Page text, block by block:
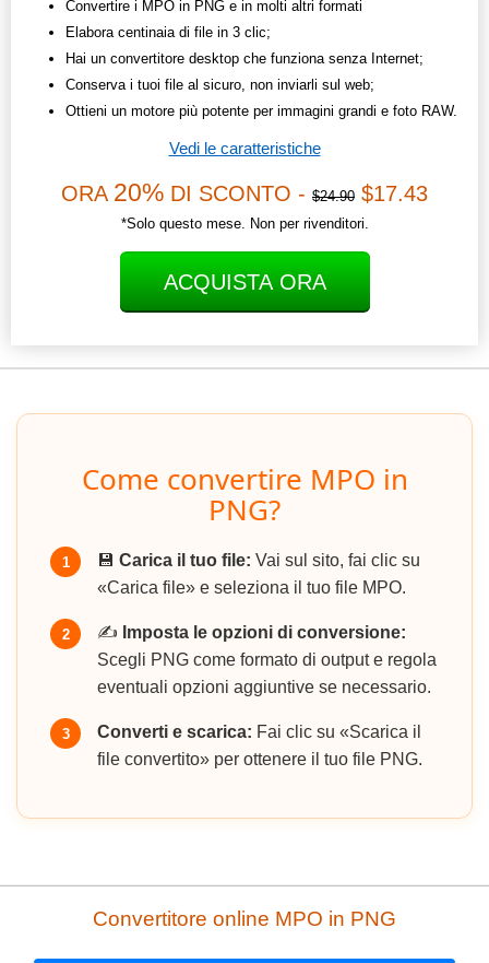
Convertire i MPO in PNG e in molti altri formati
Elabora centinaia di file in 3 clic;
Hai un convertitore desktop che funziona senza Internet;
Conserva i tuoi file al sicuro, non inviarli sul web;
Ottieni un motore più potente per immagini grandi e foto RAW.
Vedi le caratteristiche
ORA 20% DI SCONTO - $24.90 $17.43
*Solo questo mese. Non per rivenditori.
ACQUISTA ORA
Come convertire MPO in
PNG?
1 💾 Carica il tuo file: Vai sul sito, fai clic su
«Carica file» e seleziona il tuo file MPO.
2 ✍️ Imposta le opzioni di conversione:
Scegli PNG come formato di output e regola
eventuali opzioni aggiuntive se necessario.
3 Converti e scarica: Fai clic su «Scarica il
file convertito» per ottenere il tuo file PNG.
Convertitore online MPO in PNG